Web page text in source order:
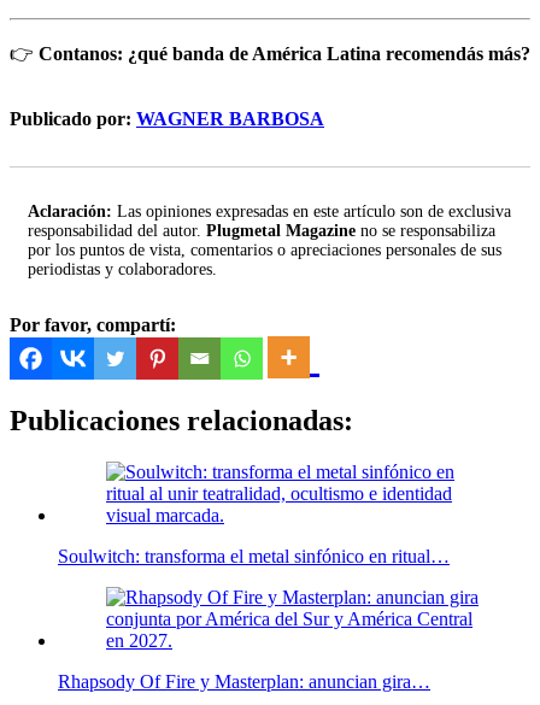
👉 Contanos: ¿qué banda de América Latina recomendás más?
Publicado por: WAGNER BARBOSA
Aclaración: Las opiniones expresadas en este artículo son de exclusiva
responsabilidad del autor. Plugmetal Magazine no se responsabiliza
por los puntos de vista, comentarios o apreciaciones personales de sus
periodistas y colaboradores.
Por favor, compartí:
Publicaciones relacionadas:
Soulwitch: transforma el metal sinfónico en ritual…
Rhapsody Of Fire y Masterplan: anuncian gira…